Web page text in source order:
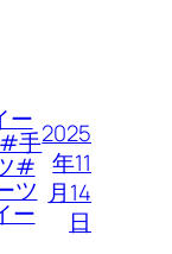
手
#
ツ
ー
2025
年11
月14
日